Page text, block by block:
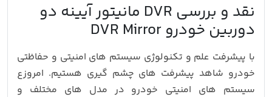
نقد و بررسی DVR مانیتور آیینه دو
دوربین خودرو DVR Mirror
با پیشرفت علم و تکنولوژی سیستم های امنیتی و حفاظتی
خودرو شاهد پیشرفت های چشم گیری هستیم. امروزع
سیستم های امنیتی خودرو در مدل های مختلف و